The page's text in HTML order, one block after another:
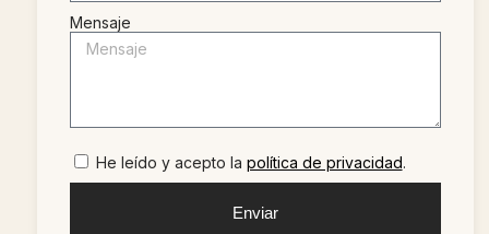
Mensaje
He leído y acepto la política de privacidad.
Enviar